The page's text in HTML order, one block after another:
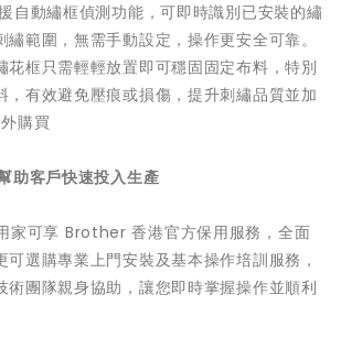
自動繡框偵測功能，可即時識別已安裝的繡
範圍，無需手動設定，操作更安全可靠。
花框只需輕輕放置即可穩固固定布料，特別
，有效避免壓痕或損傷，提升刺繡品質並加
購買
助客戶快速投入生產
家可享 Brother 香港官方保用服務，全面
選購專業上門安裝及基本操作培訓服務，
術團隊親身協助，讓您即時掌握操作並順利